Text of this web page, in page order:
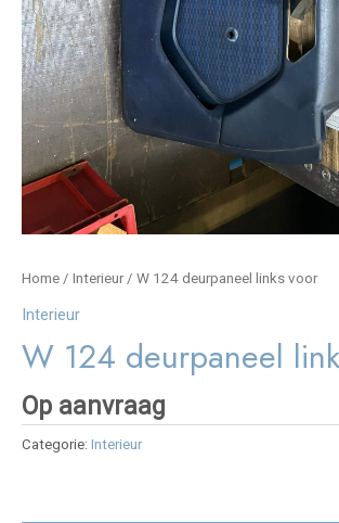
Home / Interieur/ W 124 deurpaneel links voor
Interieur
W 124 deurpaneel
Op aanvraag
Categorie: Interieur